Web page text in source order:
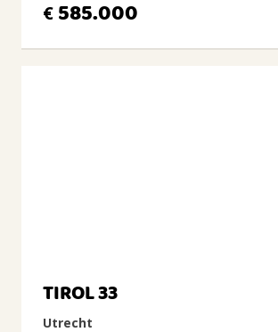
€ 585.000
TIROL 33
Utrecht